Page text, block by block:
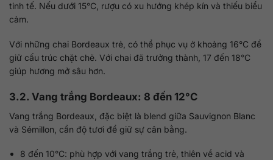
tinh tế. Nếu dưới 15°C, rượu có xu hướng khép kín và thiếu biểu
cảm.
Với những chai Bordeaux trẻ, có thể phục vụ ở khoảng 16°C để
giữ cấu trúc chặt chẽ. Với chai đã trưởng thành, 17 đến 18°C
giúp hương mở sâu hơn.
3.2. Vang trắng Bordeaux: 8 đến 12°C
Vang trắng Bordeaux, đặc biệt là blend giữa Sauvignon Blanc
và Sémillon, cần độ tươi để giữ sự cân bằng.
8 đến 10°C: phù hợp với vang trắng trẻ, thiên về acid và